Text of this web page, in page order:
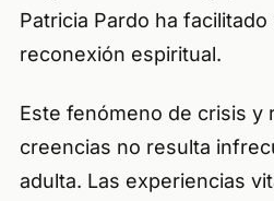
Patricia Pardo ha
reconexión espiritual.
Este fenómeno de crisis y
creencias no resulta
adulta. Las experiencias